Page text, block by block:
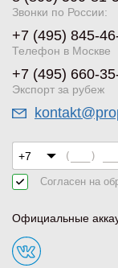
Звонки по России:
+7 (495) 845-
Телефон в Москве
+7 (495) 660-
Экспорт за рубеж
Согласен на
Официальные